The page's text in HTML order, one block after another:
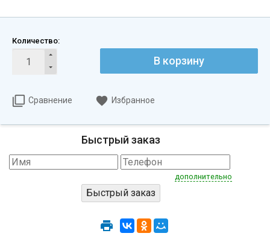
Количество:
В корзину
Сравнение Избранное
Быстрый заказ
дополнительно